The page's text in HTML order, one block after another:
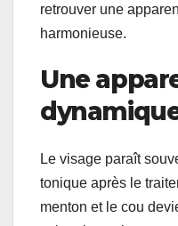
retrouver une
harmonieuse.
Une
Le visage paraît
tonique après le
menton et le cou